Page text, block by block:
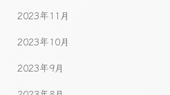
2023年11月
2023年10月
2023年9月